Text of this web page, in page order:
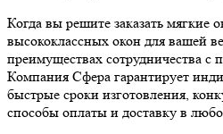
Когда вы решите заказать мягкие
высококлассных окон для вашей
преимуществах сотрудничества с
Компания Сфера гарантирует
быстрые сроки изготовления,
способы оплаты и доставку в